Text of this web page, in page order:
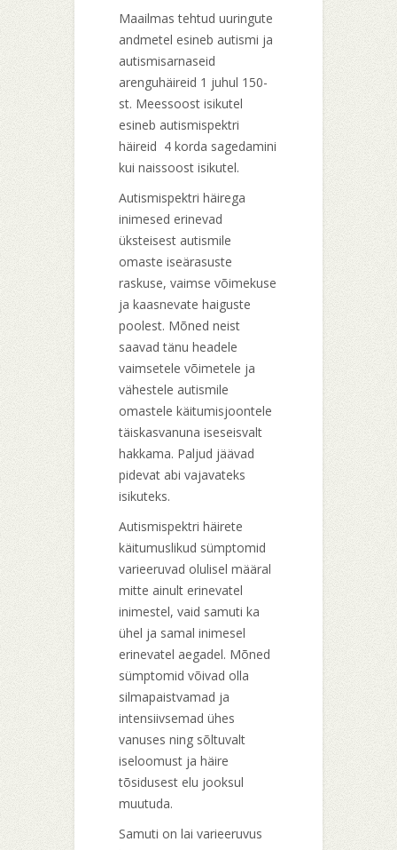
Maailmas tehtud uuringute
andmetel esineb autismi ja
autismisarnaseid
arenguhäireid 1 juhul 150-
st. Meessoost isikutel
esineb autismispektri
häireid 4 korda sagedamini
kui naissoost isikutel.
Autismispektri häirega
inimesed erinevad
üksteisest autismile
omaste iseärasuste
raskuse, vaimse võimekuse
ja kaasnevate haiguste
poolest. Mõned neist
saavad tänu headele
vaimsetele võimetele ja
vähestele autismile
omastele käitumisjoontele
täiskasvanuna iseseisvalt
hakkama. Paljud jäävad
pidevat abi vajavateks
isikuteks.
Autismispektri häirete
käitumuslikud sümptomid
varieeruvad olulisel määral
mitte ainult erinevatel
inimestel, vaid samuti ka
ühel ja samal inimesel
erinevatel aegadel. Mõned
sümptomid võivad olla
silmapaistvamad ja
intensiivsemad ühes
vanuses ning sõltuvalt
iseloomust ja häire
tõsidusest elu jooksul
muutuda.
Samuti on lai varieeruvus